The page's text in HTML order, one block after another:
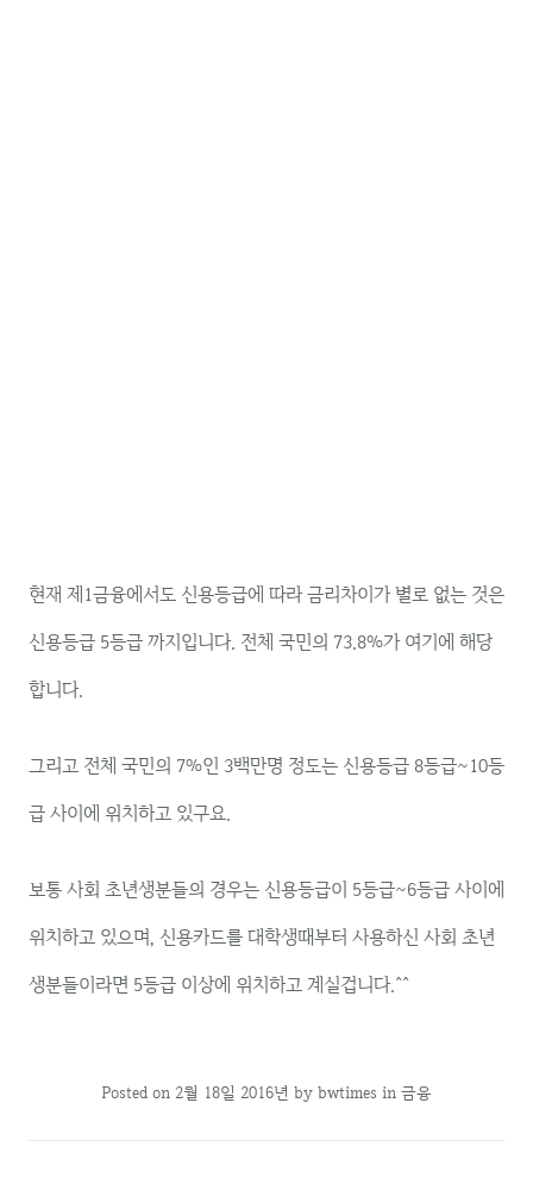
현재 제1금융에서도 신용등급에 따라 금리차이가 별로 없는 것은
신용등급 5등급 까지입니다. 전체 국민의 73.8%가 여기에 해당
합니다.
그리고 전체 국민의 7%인 3백만명 정도는 신용등급 8등급~10등
급 사이에 위치하고 있구요.
보통 사회 초년생분들의 경우는 신용등급이 5등급~6등급 사이에
위치하고 있으며, 신용카드를 대학생때부터 사용하신 사회 초년
생분들이라면 5등급 이상에 위치하고 계실겁니다.^^
Posted on 2월 18일 2016년 by bwtimes in 금융